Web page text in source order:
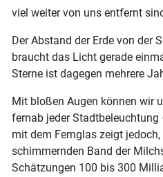
viel weiter von uns entfernt
Der Abstand der Erde von der
braucht das Licht gerade
Sterne ist dagegen mehrere
Mit bloßen Augen können wir
fernab jeder
mit dem Fernglas zeigt
schimmernden Band der
Schätzungen 100 bis 300